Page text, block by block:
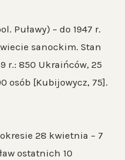
Puławy) – do 1947 r.
sanockim. Stan
r.: 850 Ukraińców, 25
osób [Kubijowycz, 75].
28 kwietnia – 7
ostatnich 10